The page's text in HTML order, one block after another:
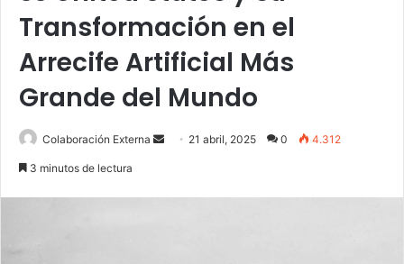
Transformación en el
Arrecife Artificial Más
Grande del Mundo
Colaboración Externa
Send 21 abril, 2025 0 4.312
3 minutos de lectura